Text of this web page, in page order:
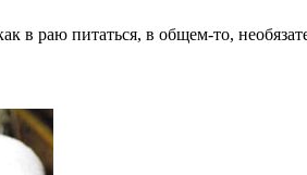
в раю питаться, в общем-то,